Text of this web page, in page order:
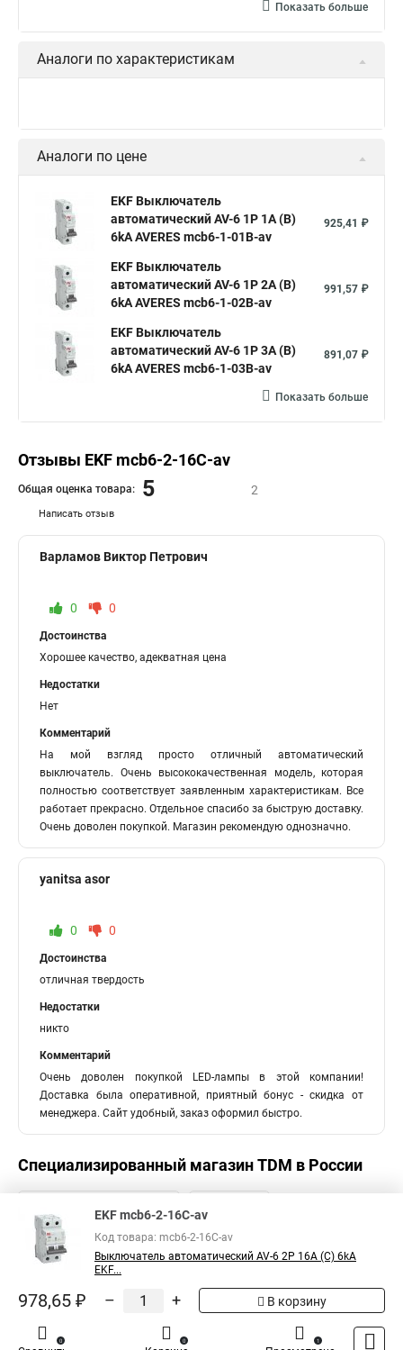
Показать больше
Аналоги по характеристикам
Аналоги по цене
EKF Выключатель
автоматический AV-6 1P 1A (B)
6kA AVERES mcb6-1-01B-av
925,41 ₽
EKF Выключатель
автоматический AV-6 1P 2A (B)
6kA AVERES mcb6-1-02B-av
991,57 ₽
EKF Выключатель
автоматический AV-6 1P 3A (B)
6kA AVERES mcb6-1-03B-av
891,07 ₽
Показать больше
Отзывы EKF mcb6-2-16C-av
Написать отзыв
Общая оценка товара: 5 2
Варламов Виктор Петрович
0 0
Достоинства
Хорошее качество, адекватная цена
Недостатки
Нет
Комментарий
На мой взгляд просто отличный автоматический
выключатель. Очень высококачественная модель, которая
полностью соответствует заявленным характеристикам. Все
работает прекрасно. Отдельное спасибо за быструю доставку.
Очень доволен покупкой. Магазин рекомендую однозначно.
yanitsa asor
0 0
Достоинства
отличная твердость
Недостатки
никто
Комментарий
Очень доволен покупкой LED-лампы в этой компании!
Доставка была оперативной, приятный бонус - скидка от
менеджера. Сайт удобный, заказ оформил быстро.
Специализированный магазинTDM в России
EKF mcb6-2-16C-av
Код товара: mcb6-2-16C-av
Выключатель автоматический AV-6 2P 16A (C) 6kA
EKF...
978,65 ₽ – + В корзину
0 0 1